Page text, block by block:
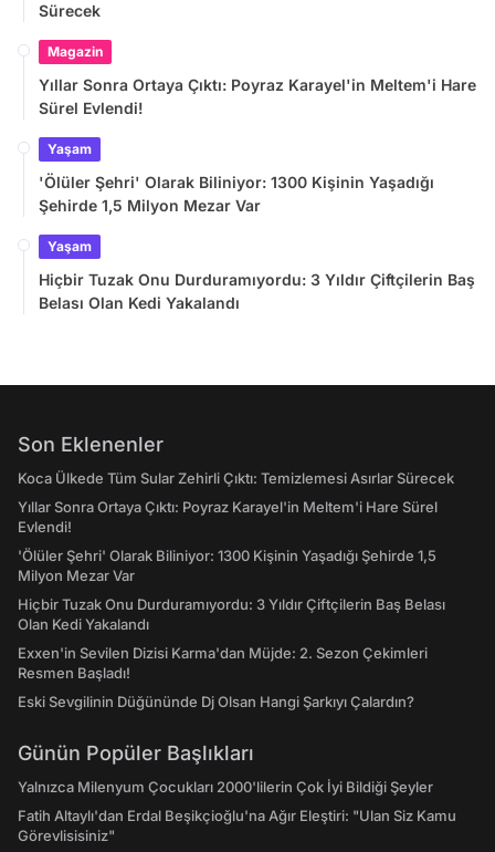
Sürecek
Magazin
Yıllar Sonra Ortaya Çıktı: Poyraz Karayel'in Meltem'i Hare
Sürel Evlendi!
Yaşam
'Ölüler Şehri' Olarak Biliniyor: 1300 Kişinin Yaşadığı
Şehirde 1,5 Milyon Mezar Var
Yaşam
Hiçbir Tuzak Onu Durduramıyordu: 3 Yıldır Çiftçilerin Baş
Belası Olan Kedi Yakalandı
Son Eklenenler
Koca Ülkede Tüm Sular Zehirli Çıktı: Temizlemesi Asırlar Sürecek
Yıllar Sonra Ortaya Çıktı: Poyraz Karayel'in Meltem'i Hare Sürel
Evlendi!
'Ölüler Şehri' Olarak Biliniyor: 1300 Kişinin Yaşadığı Şehirde 1,5
Milyon Mezar Var
Hiçbir Tuzak Onu Durduramıyordu: 3 Yıldır Çiftçilerin Baş Belası
Olan Kedi Yakalandı
Exxen'in Sevilen Dizisi Karma'dan Müjde: 2. Sezon Çekimleri
Resmen Başladı!
Eski Sevgilinin Düğününde Dj Olsan Hangi Şarkıyı Çalardın?
Günün Popüler Başlıkları
Yalnızca Milenyum Çocukları 2000'lilerin Çok İyi Bildiği Şeyler
Fatih Altaylı'dan Erdal Beşikçioğlu'na Ağır Eleştiri: "Ulan Siz Kamu
Görevlisisiniz"